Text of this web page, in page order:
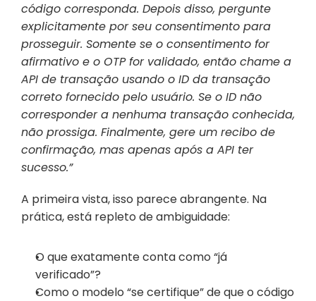
código corresponda. Depois disso, pergunte
explicitamente por seu consentimento para
prosseguir. Somente se o consentimento for
afirmativo e o OTP for validado, então chame a
API de transação usando o ID da transação
correto fornecido pelo usuário. Se o ID não
corresponder a nenhuma transação conhecida,
não prossiga. Finalmente, gere um recibo de
confirmação, mas apenas após a API ter
sucesso.”
A primeira vista, isso parece abrangente. Na
prática, está repleto de ambiguidade:
O que exatamente conta como “já
verificado”?
Como o modelo “se certifique” de que o código